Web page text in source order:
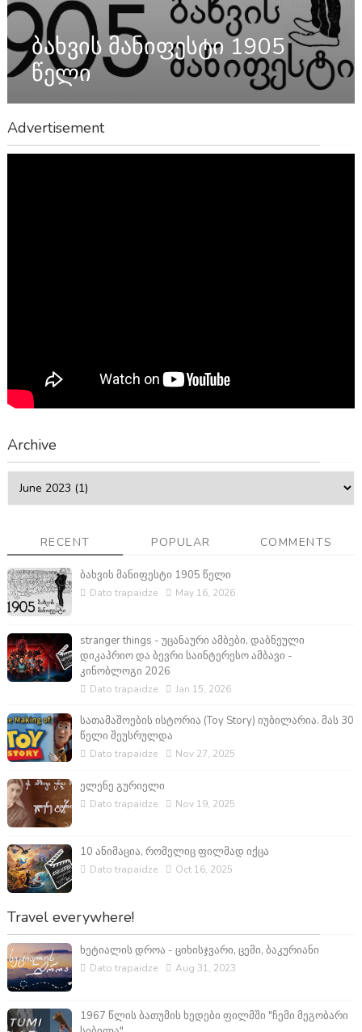
ბახვის მანიფესტი 1905
წელი
Advertisement
Archive
RECENT POPULAR COMMENTS
ბახვის მანიფესტი 1905 წელი
Dato trapaidze May 16, 2026
stranger things - უცანაური ამბები, დაბნეული
დიკაპრიო და ბევრი საინტერესო ამბავი -
კინობლოგი 2026
Dato trapaidze Jan 15, 2026
სათამაშოების ისტორია (Toy Story) იუბილარია. მას 30
წელი შეუსრულდა
Dato trapaidze Nov 27, 2025
ელენე გურიელი
Dato trapaidze Nov 19, 2025
10 ანიმაცია, რომელიც ფილმად იქცა
Dato trapaidze Oct 16, 2025
Travel everywhere!
ხეტიალის დროა - ციხისჯვარი, ცემი, ბაკურიანი
Dato trapaidze Aug 31, 2023
1967 წლის ბათუმის ხედები ფილმში "ჩემი მეგობარი